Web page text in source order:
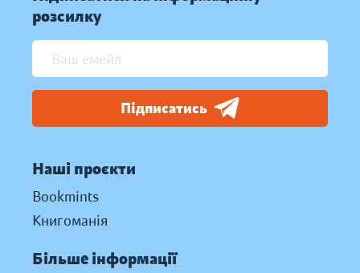
розсилку
Підписатись
Наші проєкти
Bookmints
Книгоманія
Більше інформації